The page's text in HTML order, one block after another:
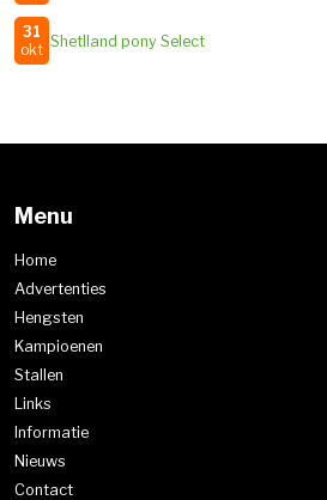
31
okt Shetlland pony Select
Menu
Home
Advertenties
Hengsten
Kampioenen
Stallen
Links
Informatie
Nieuws
Contact